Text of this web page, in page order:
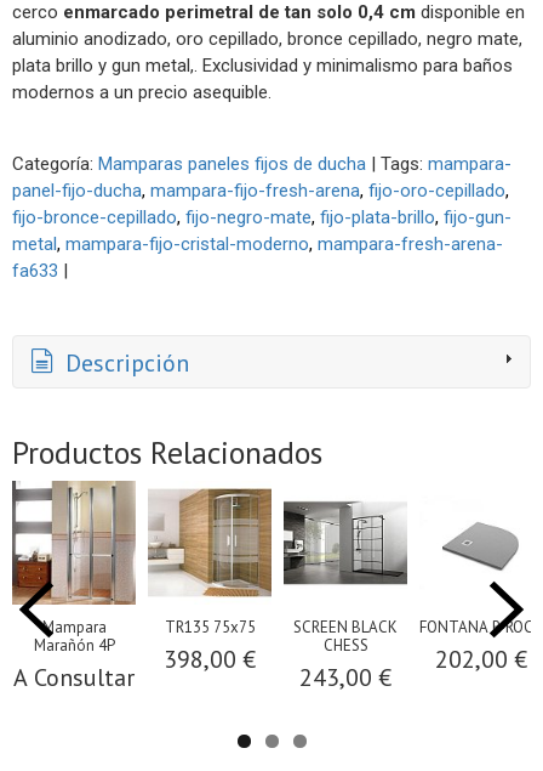
cerco enmarcado perimetral de tan solo 0,4 cm disponible en
aluminio anodizado, oro cepillado, bronce cepillado, negro mate,
plata brillo y gun metal,. Exclusividad y minimalismo para baños
modernos a un precio asequible.
Categoría: Mamparas paneles fijos de ducha | Tags: mampara-
panel-fijo-ducha mampara-fijo-fresh-arena fijo-oro-cepillado
fijo-bronce-cepillado fijo-negro-mate fijo-plata-brillo fijo-gun-
metal mampara-fijo-cristal-moderno mampara-fresh-arena-
fa633 |
Descripción
Productos Relacionados
Mampara
Marañón 4P
A Consultar
TR135 75x75
398,00 €
SCREEN BLACK
CHESS
243,00 €
FONTANA R-ROCA
202,00 €